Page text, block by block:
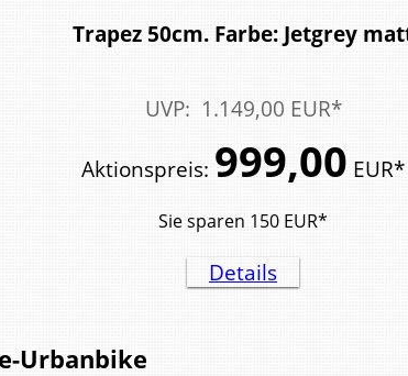
Trapez 50cm. Farbe: Jetgrey
UVP: 1.149,00 EUR*
Aktionspreis: 999,00 EUR*
Sie sparen 150 EUR*
Details
e-Urbanbike